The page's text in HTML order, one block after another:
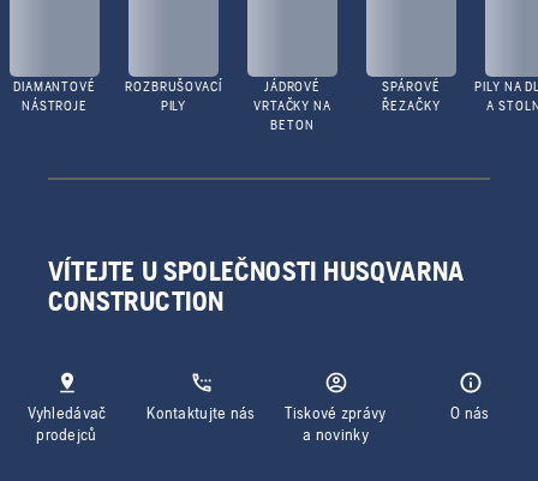
DIAMANTOVÉ
NÁSTROJE
ROZBRUŠOVACÍ
PILY
JÁDROVÉ
VRTAČKY NA
BETON
SPÁROVÉ
ŘEZAČKY
PILY NA
A
VÍTEJTE U SPOLEČNOSTI HUSQVARNA
CONSTRUCTION
Vyhledávač
prodejců
Kontaktujte nás
Tiskové zprávy
a novinky
O nás